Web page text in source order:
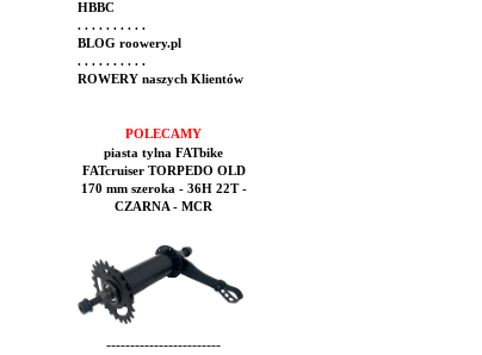
HBBC
. . . . . . . . . .
BLOG roowery.pl
. . . . . . . . . .
ROWERY naszych Klientów
POLECAMY
piasta tylna FATbike
FATcruiser TORPEDO OLD
170 mm szeroka - 36H 22T -
CZARNA - MCR
------------------------